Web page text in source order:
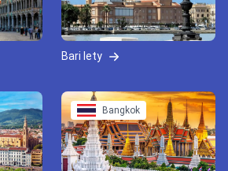
Bari lety
Bangkok